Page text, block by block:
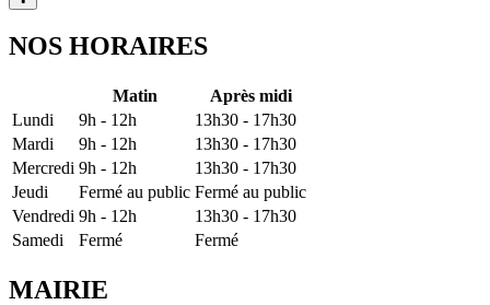
NOS HORAIRES
Matin
Après midi
Lundi
9h - 12h
13h30 - 17h30
Mardi
9h - 12h
13h30 - 17h30
Mercredi 9h - 12h
13h30 - 17h30
Jeudi
Fermé au public Fermé au public
Vendredi 9h - 12h
13h30 - 17h30
Samedi
Fermé Fermé
MAIRIE